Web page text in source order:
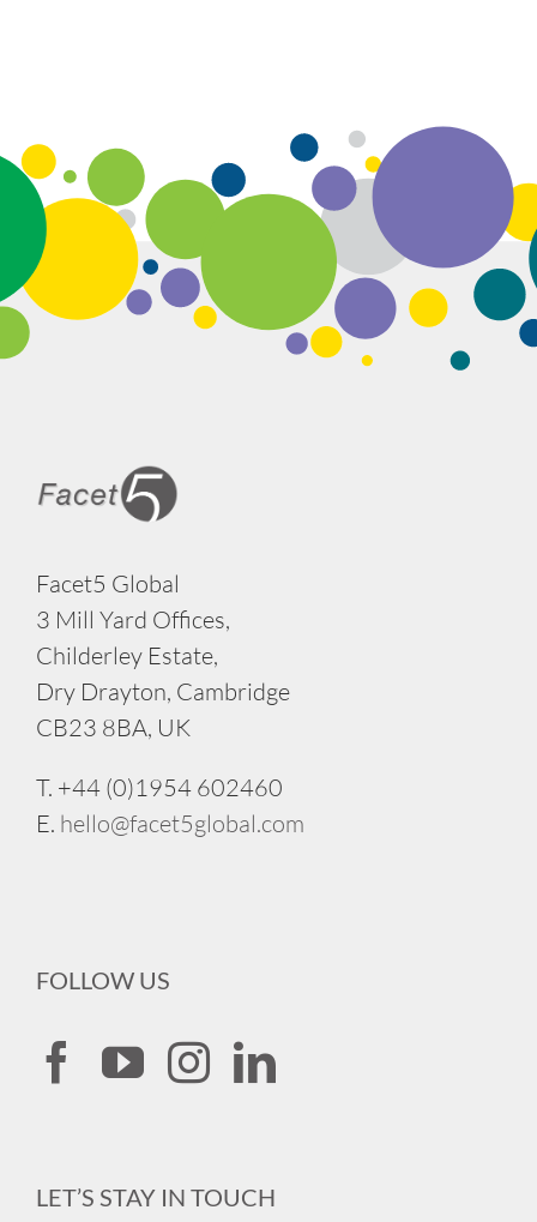
Facet5 Global
3 Mill Yard Offices,
Childerley Estate,
Dry Drayton, Cambridge
CB23 8BA, UK
T. +44 (0)1954 602460
E. hello@facet5global.com
FOLLOW US
LET’S STAY IN TOUCH